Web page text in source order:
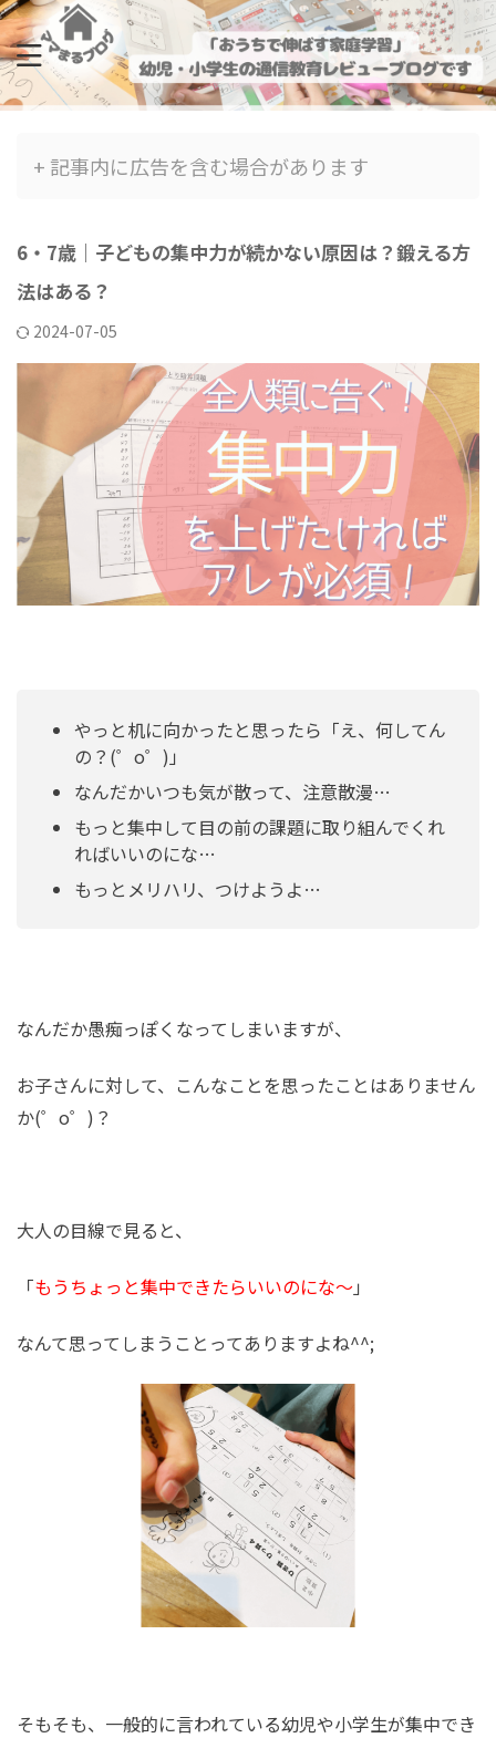
+ 記事内に広告を含む場合があります
6・7歳｜子どもの集中力が続かない原因は？鍛える方
法はある？
2024-07-05
やっと机に向かったと思ったら「え、何してん
の？(゜o゜)」
なんだかいつも気が散って、注意散漫…
もっと集中して目の前の課題に取り組んでくれ
ればいいのにな…
もっとメリハリ、つけようよ…
なんだか愚痴っぽくなってしまいますが、
お子さんに対して、こんなことを思ったことはありません
か(゜o゜)？
大人の目線で見ると、
「もうちょっと集中できたらいいのにな〜」
なんて思ってしまうことってありますよね^^;
そもそも、一般的に言われている幼児や小学生が集中でき